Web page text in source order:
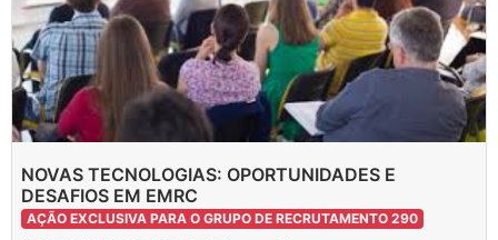
NOVAS TECNOLOGIAS: OPORTUNIDADES E
DESAFIOS EM EMRC
AÇÃO EXCLUSIVA PARA O GRUPO DE RECRUTAMENTO 290